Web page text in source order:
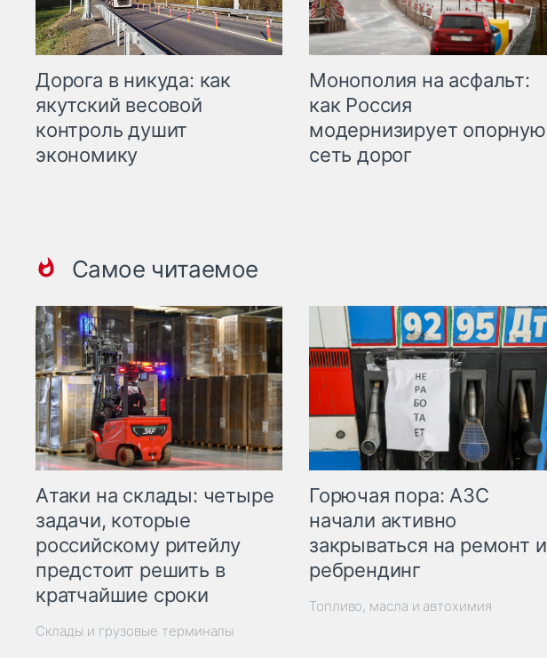
Дорога в никуда: как
якутский весовой
контроль душит
экономику
Монополия на асфальт:
как Россия
модернизирует опорную
сеть дорог
Самое читаемое
Атаки на склады: четыре
задачи, которые
российскому ритейлу
предстоит решить в
кратчайшие сроки
Склады и грузовые терминалы
Горючая пора: АЗС
начали активно
закрываться на ремонт и
ребрендинг
Топливо, масла и автохимия